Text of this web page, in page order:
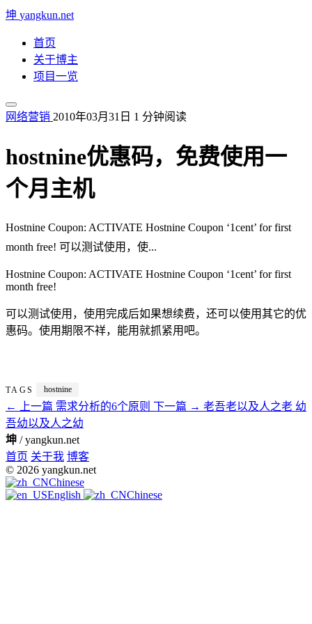
坤 yangkun.net
首页
关于博主
项目一览
网络营销 2010年03月31日 1 分钟阅读
hostnine优惠码，免费使用一
个月主机
Hostnine Coupon: ACTIVATE Hostnine Coupon ‘1cent’ for first
month free! 可以测试使用，使...
Hostnine Coupon: ACTIVATE Hostnine Coupon ‘1cent’ for first
month free!
可以测试使用，使用完成后如果想续费，还可以使用其它的优
惠码。使用期限不祥，能用就抓紧用吧。
TAGS hostnine
← 上一篇 需求分析的6个原则 下一篇 → 老吾老以及人之老 幼
吾幼以及人之幼
坤 / yangkun.net
首页 关于我 博客
© 2026 yangkun.net
Chinese
English
Chinese